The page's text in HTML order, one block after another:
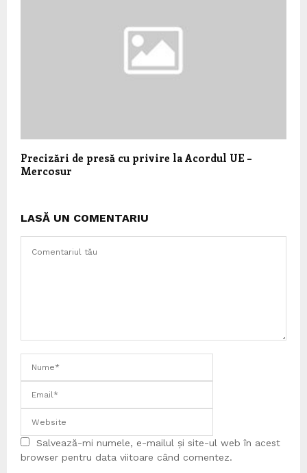
Precizări de presă cu privire la Acordul UE –
Mercosur
LASĂ UN COMENTARIU
Salvează-mi numele, e-mailul și site-ul web în acest
browser pentru data viitoare când comentez.